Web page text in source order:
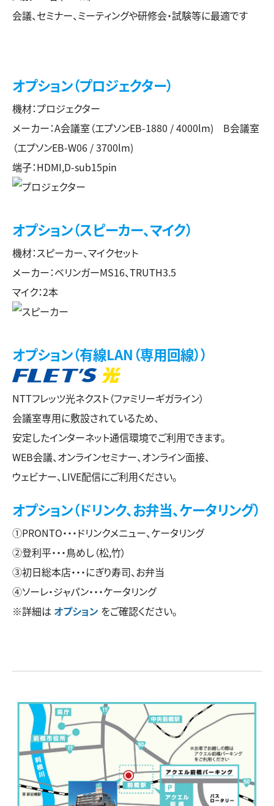
会議、セミナー、ミーティングや研修会・試験等に最適です
オプション（プロジェクター）
機材：プロジェクター
メーカー：A会議室（エプソンEB-1880 / 4000lm) B会議室
（エプソンEB-W06 / 3700lm)
端子：HDMI,D-sub15pin
オプション（スピーカー、マイク）
機材：スピーカー、マイクセット
メーカー：ベリンガーMS16、TRUTH3.5
マイク：2本
オプション（有線LAN（専用回線））
NTTフレッツ光ネクスト（ファミリーギガライン）
会議室専用に敷設されているため、
安定したインターネット通信環境でご利用できます。
WEB会議、オンラインセミナー、オンライン面接、
ウェビナー、LIVE配信にご利用ください。
オプション（ドリンク、お弁当、ケータリング）
①PRONTO・・・ドリンクメニュー、ケータリング
②登利平・・・鳥めし（松,竹）
③初日総本店・・・にぎり寿司、お弁当
④ソーレ・ジャパン・・・ケータリング
※詳細は オプション をご確認ください。